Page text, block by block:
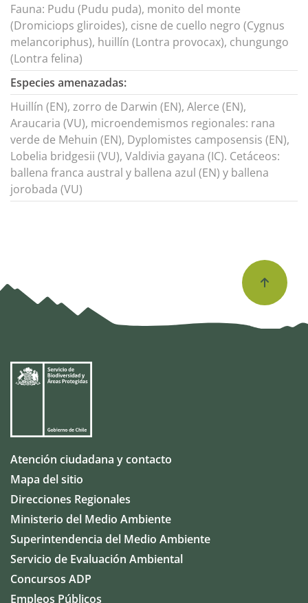
Fauna: Pudu (Pudu puda), monito del monte
(Dromiciops gliroides), cisne de cuello negro (Cygnus
melancoriphus), huillín (Lontra provocax), chungungo
(Lontra felina)
Especies amenazadas:
Huillín (EN), zorro de Darwin (EN), Alerce (EN),
Araucaria (VU), microendemismos regionales: rana
verde de Mehuin (EN), Dyplomistes camposensis (EN),
Lobelia bridgesii (VU), Valdivia gayana (IC). Cetáceos:
ballena franca austral y ballena azul (EN) y ballena
jorobada (VU)
Atención ciudadana y contacto
Mapa del sitio
Direcciones Regionales
Ministerio del Medio Ambiente
Superintendencia del Medio Ambiente
Servicio de Evaluación Ambiental
Concursos ADP
Empleos Públicos